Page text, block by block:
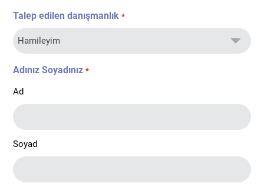
Talep edilen danışmanlık *
Adınız Soyadınız *
Ad
Soyad